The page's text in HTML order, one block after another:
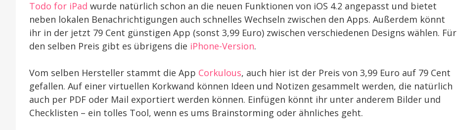
Todo for iPad wurde natürlich schon an die neuen Funktionen von iOS 4.2 angepasst und bietet
neben lokalen Benachrichtigungen auch schnelles Wechseln zwischen den Apps. Außerdem könnt
ihr in der jetzt 79 Cent günstigen App (sonst 3,99 Euro) zwischen verschiedenen Designs wählen. Für
den selben Preis gibt es übrigens die iPhone-Version.
Vom selben Hersteller stammt die App Corkulous, auch hier ist der Preis von 3,99 Euro auf 79 Cent
gefallen. Auf einer virtuellen Korkwand können Ideen und Notizen gesammelt werden, die natürlich
auch per PDF oder Mail exportiert werden können. Einfügen könnt ihr unter anderem Bilder und
Checklisten – ein tolles Tool, wenn es ums Brainstorming oder ähnliches geht.